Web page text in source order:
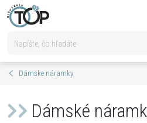
Prejsť
na
Dámske náramky
Dámské